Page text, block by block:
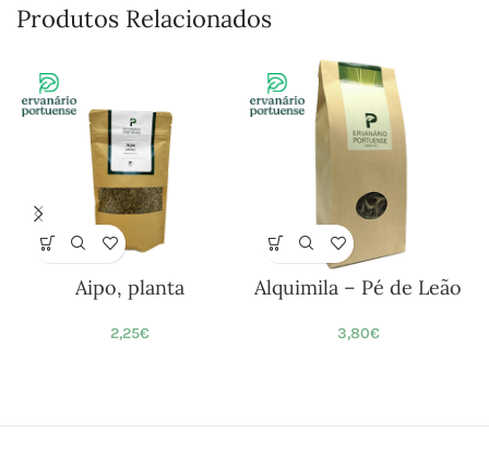
Produtos Relacionados
Aipo, planta
2,25€
Alquimila – Pé de Leão
3,80€